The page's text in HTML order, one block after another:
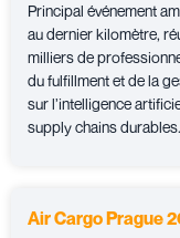
Principal événement
au dernier kilomètre,
milliers de
du fulfillment et de la
sur l’intelligence
supply chains durables.
Air Cargo Prague